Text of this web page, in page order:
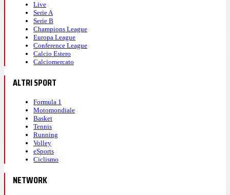
Live
Serie A
Serie B
Champions League
Europa League
Conference League
Calcio Estero
Calciomercato
ALTRI SPORT
Formula 1
Motomondiale
Basket
Tennis
Running
Volley
eSports
Ciclismo
NETWORK